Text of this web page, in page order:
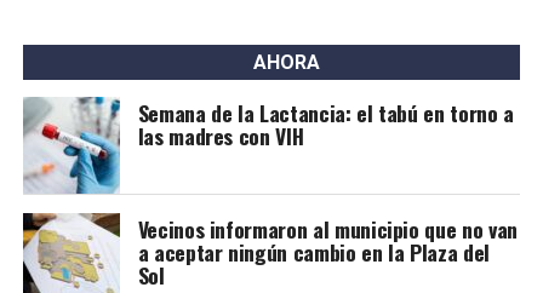
cantidad de firmas.
Este grupo ya se había opuesto al proyecto bajo la
gestión de Héctor Gay y ahora de Federico Susbielles.
El principal fundamento es que rechazan la extracción
de árboles, pero también aseguran que las
modificaciones van a borrar la historia.
AHORA
Semana de la Lactancia: el tabú en torno a
las madres con VIH
Vecinos informaron al municipio que no van
a aceptar ningún cambio en la Plaza del
Sol